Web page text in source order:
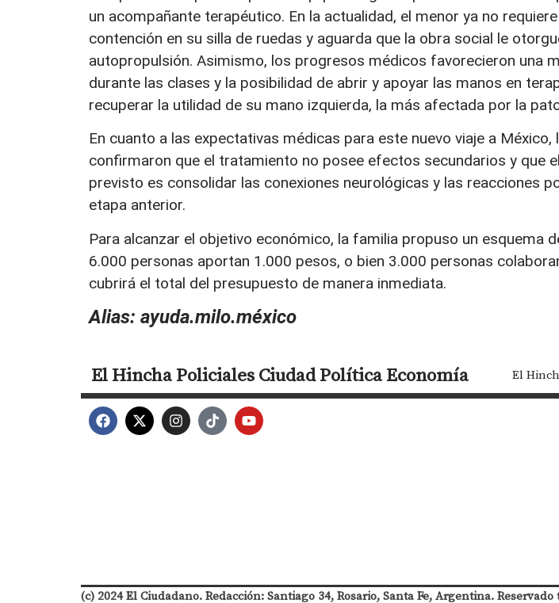
un acompañante terapéutico. En la actualidad, el menor ya no
contención en su silla de ruedas y aguarda que la obra social le
autopropulsión. Asimismo, los progresos médicos favorecieron una
durante las clases y la posibilidad de abrir y apoyar las manos en
recuperar la utilidad de su mano izquierda, la más afectada por la
En cuanto a las expectativas médicas para este nuevo viaje a
confirmaron que el tratamiento no posee efectos secundarios y que
previsto es consolidar las conexiones neurológicas y las reacciones
etapa anterior.
Para alcanzar el objetivo económico, la familia propuso un esquema
6.000 personas aportan 1.000 pesos, o bien 3.000 personas
cubrirá el total del presupuesto de manera inmediata.
Alias: ayuda.milo.méxico
El HinchaPolicialesCiudadPolíticaEconomía El
(c) 2024 El Ciudadano. Redacción: Santiago 34, Rosario, Santa Fe, Argentina.